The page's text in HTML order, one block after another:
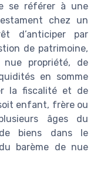
se référer à une
chez un
d’anticiper par
de patrimoine,
nue propriété, de
en somme
la fiscalité et de
enfant, frère ou
âges du
biens dans le
barème de nue